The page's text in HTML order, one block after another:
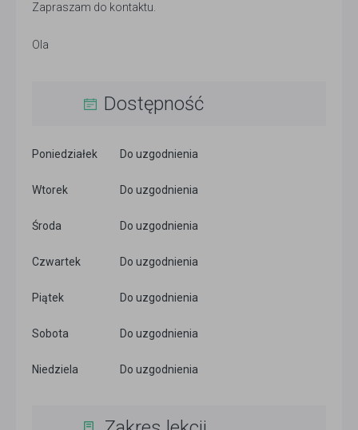
Zapraszam do kontaktu.
Ola
Dostępność
Poniedziałek Do uzgodnienia
Wtorek Do uzgodnienia
Środa Do uzgodnienia
Czwartek Do uzgodnienia
Piątek Do uzgodnienia
Sobota Do uzgodnienia
Niedziela Do uzgodnienia